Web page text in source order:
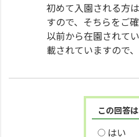
初めて入園される方
すので、そちらをご
以前から在園されて
載されていますので
この回答
はい